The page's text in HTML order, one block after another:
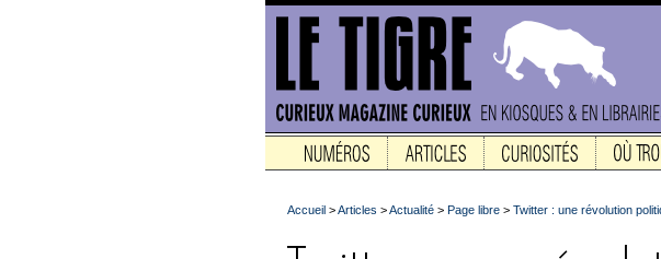
Accueil >Articles >Actualité > Page libre > Twitter : une révolution